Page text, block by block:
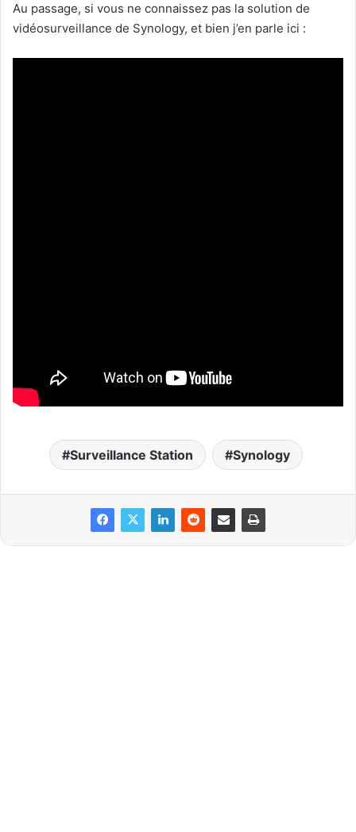
Au passage, si vous ne connaissez pas la solution de
vidéosurveillance de Synology, et bien j’en parle ici :
Surveillance Station Synology